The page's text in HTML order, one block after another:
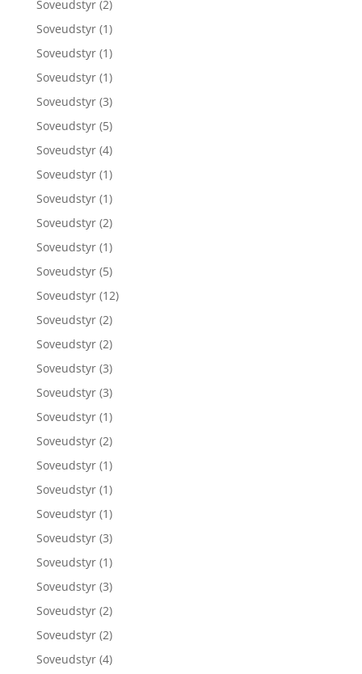
Soveudstyr (2)
Soveudstyr (1)
Soveudstyr (1)
Soveudstyr (1)
Soveudstyr (3)
Soveudstyr (5)
Soveudstyr (4)
Soveudstyr (1)
Soveudstyr (1)
Soveudstyr (2)
Soveudstyr (1)
Soveudstyr (5)
Soveudstyr (12)
Soveudstyr (2)
Soveudstyr (2)
Soveudstyr (3)
Soveudstyr (3)
Soveudstyr (1)
Soveudstyr (2)
Soveudstyr (1)
Soveudstyr (1)
Soveudstyr (1)
Soveudstyr (3)
Soveudstyr (1)
Soveudstyr (3)
Soveudstyr (2)
Soveudstyr (2)
Soveudstyr (4)